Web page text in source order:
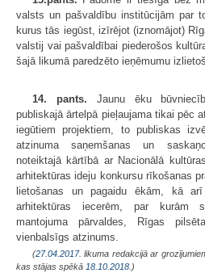
valsts un pašvaldību institūcijām par
kurus tās iegūst, izīrējot (iznomājot)
valstij vai pašvaldībai piederošos
šajā likumā paredzēto ieņēmumu
14. pants. Jaunu ēku
publiskajā ārtelpā pieļaujama tikai pēc
iegūtiem projektiem, to publiskas
atzinuma saņemšanas un
noteiktajā kārtībā ar Nacionālā
arhitektūras ideju konkursu rīkošanas
lietošanas un pagaidu ēkām, kā
arhitektūras iecerēm, par kurām
mantojuma pārvaldes, Rīgas
vienbalsīgs atzinums.
(27.04.2017. likuma redakcijā ar
kas stājas spēkā 18.10.2018. )